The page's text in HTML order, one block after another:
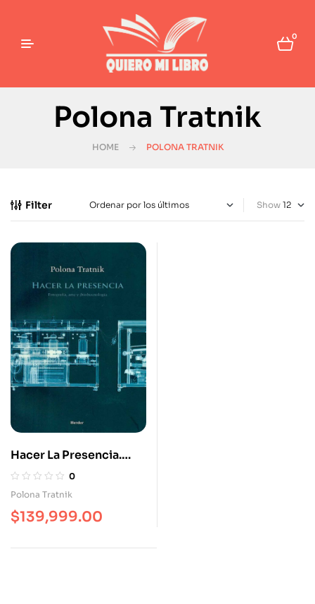
0
Polona Tratnik
HOME POLONA TRATNIK
Filter Show
Hacer La Presencia.
Fotografía, Arte Y
(Bio)Tecnología
0
Polona Tratnik
$139,999.00